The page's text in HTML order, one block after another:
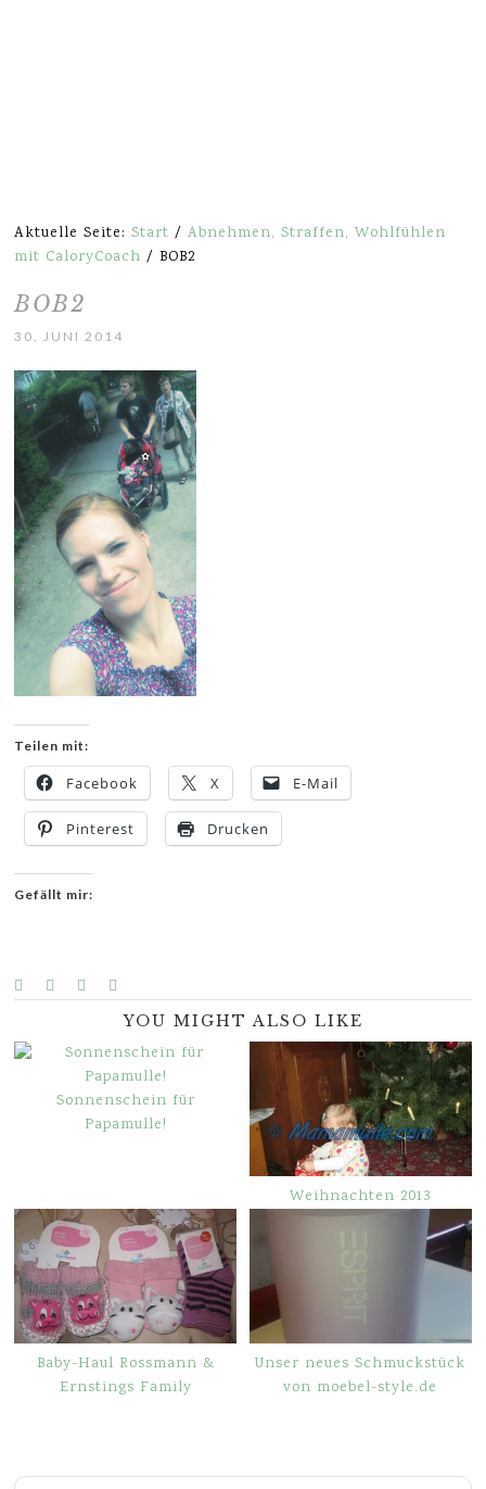
Aktuelle Seite:Start / Abnehmen, Straffen, Wohlfühlen
mit CaloryCoach / BOB2
BOB2
30. JUNI 2014
Teilen mit:
Facebook X E-Mail
Pinterest Drucken
Gefällt mir:
YOU MIGHT ALSO LIKE
Sonnenschein für
Papamulle!
Weihnachten 2013
Baby-Haul Rossmann &
Ernstings Family
Unser neues Schmuckstück
von moebel-style.de